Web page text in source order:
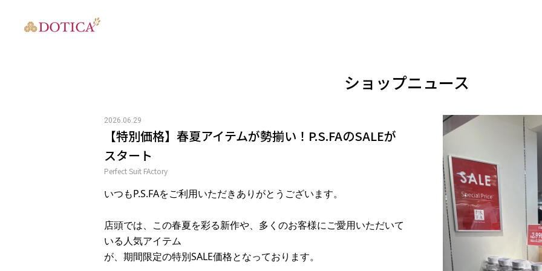
ショップニュース
2026.06.29
【特別価格】春夏アイテムが勢揃い！P.S.FAのSALEが
スタート
Perfect Suit FActory
いつもP.S.FAをご利用いただきありがとうございます。
店頭では、この春夏を彩る新作や、多くのお客様にご愛用いただいて
いる人気アイテム
が、期間限定の特別 SALE価格となっております。